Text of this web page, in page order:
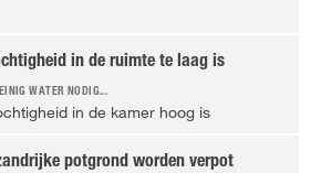
in de ruimte te laag is
in de kamer hoog is
potgrond worden verpot